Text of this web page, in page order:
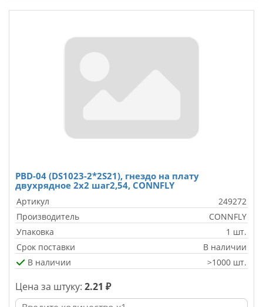
PBD-04 (DS1023-2*2S21), гнездо на плату
двухрядное 2х2 шаг2,54, CONNFLY
Артикул
249272
Производитель
CONNFLY
Упаковка
1 шт.
Срок поставки
В наличии
В наличии
>1000 шт.
Цена за штуку: 2.21 ₽